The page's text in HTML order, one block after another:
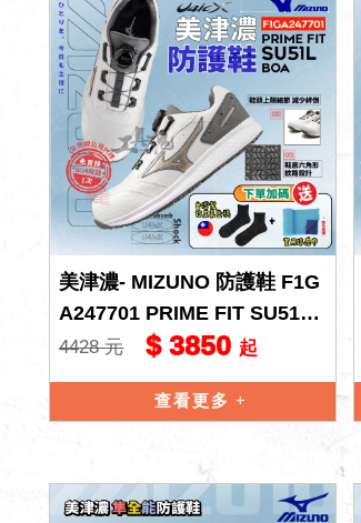
美津濃- MIZUNO 防護鞋 F1G
A247701 PRIME FIT SU51L
BOA 寬楦
4428 元 $ 3850 起
查看更多